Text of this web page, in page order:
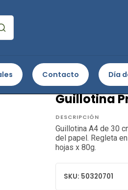
Contacto Día
de Corte Guillotinas
MAPED
Guillotina
DESCRIPCIÓN
Guillotina A4 de 30
del papel. Regleta
hojas x 80g.
SKU: 50320701